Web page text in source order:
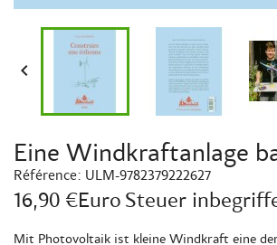

Eine Windkraftanlage
Référence: ULM-9782379222627
16,90 €EuroSteuer
Mit Photovoltaik ist kleine Windkraft eine